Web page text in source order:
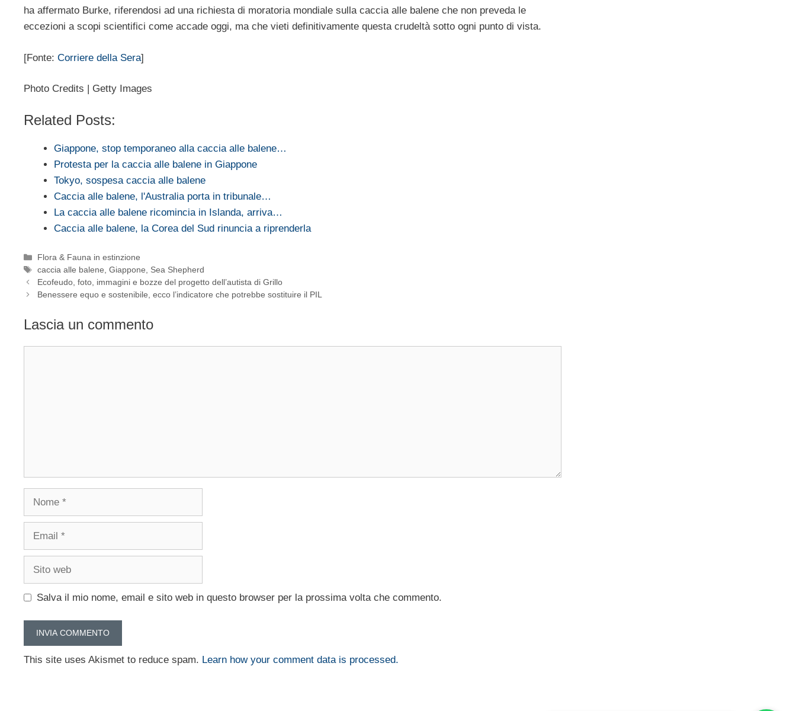
ha affermato Burke, riferendosi ad una richiesta di moratoria mondiale sulla caccia alle balene che non preveda le
eccezioni a scopi scientifici come accade oggi, ma che vieti definitivamente questa crudeltà sotto ogni punto di vista.
[Fonte: Corriere della Sera]
Photo Credits | Getty Images
Related Posts:
Giappone, stop temporaneo alla caccia alle balene…
Protesta per la caccia alle balene in Giappone
Tokyo, sospesa caccia alle balene
Caccia alle balene, l'Australia porta in tribunale…
La caccia alle balene ricomincia in Islanda, arriva…
Caccia alle balene, la Corea del Sud rinuncia a riprenderla
Categorie
Flora & Fauna in estinzione
Tag
caccia alle balene,Giappone, Sea Shepherd
Ecofeudo, foto, immagini e bozze del progetto dell’autista di Grillo
Benessere equo e sostenibile, ecco l’indicatore che potrebbe sostituire il PIL
Lascia un commento
Nome
Email
Sito
Salva il mio nome, email e sito web in questo browser per la prossima volta che commento.
This site uses Akismet to reduce spam. Learn how your comment data is processed.